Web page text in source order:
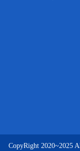
CopyRight 2020~2025